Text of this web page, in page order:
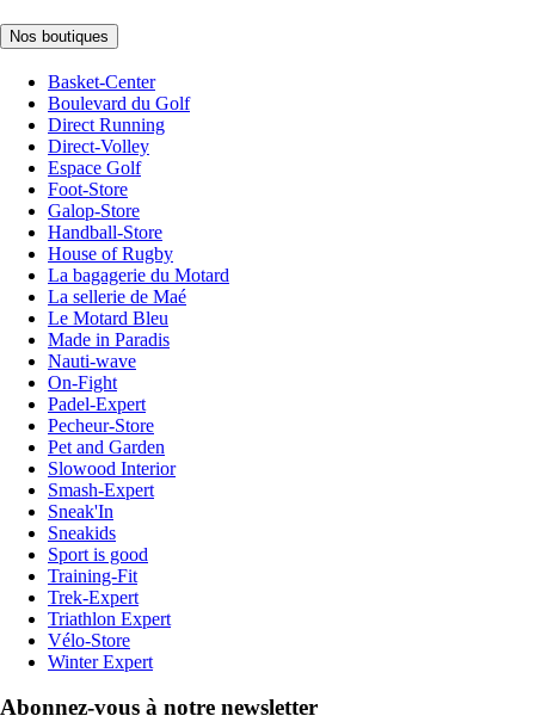
Nos boutiques
Basket-Center
Boulevard du Golf
Direct Running
Direct-Volley
Espace Golf
Foot-Store
Galop-Store
Handball-Store
House of Rugby
La bagagerie du Motard
La sellerie de Maé
Le Motard Bleu
Made in Paradis
Nauti-wave
On-Fight
Padel-Expert
Pecheur-Store
Pet and Garden
Slowood Interior
Smash-Expert
Sneak'In
Sneakids
Sport is good
Training-Fit
Trek-Expert
Triathlon Expert
Vélo-Store
Winter Expert
Abonnez-vous à notre newsletter